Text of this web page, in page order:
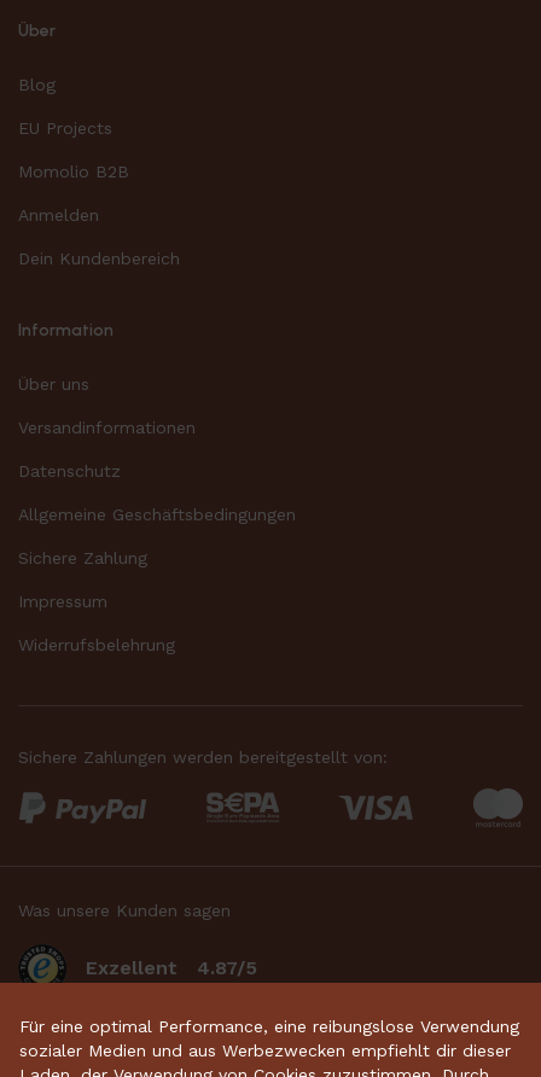
Über
Blog
EU Projects
Momolio B2B
Anmelden
Dein Kundenbereich
Information
Über uns
Versandinformationen
Datenschutz
Allgemeine Geschäftsbedingungen
Sichere Zahlung
Impressum
Widerrufsbelehrung
Sichere Zahlungen werden bereitgestellt von:
Was unsere Kunden sagen
Exzellent 4.87/5
basierend auf 2633bewertungen.
Für eine optimal Performance, eine reibungslose Verwendung
sozialer Medien und aus Werbezwecken empfiehlt dir dieser